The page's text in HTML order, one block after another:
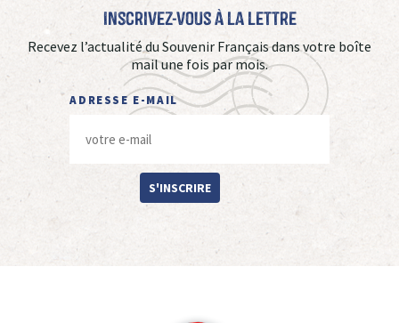
Inscrivez-vous à La Lettre
Recevez l’actualité du Souvenir Français dans votre boîte
mail une fois par mois.
ADRESSE E-MAIL
S'INSCRIRE